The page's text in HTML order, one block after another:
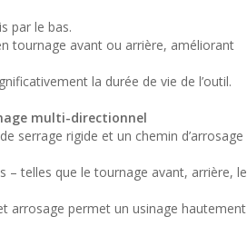
par le bas.
tournage avant ou arrière, améliorant
la durée de vie de l’outil.
multi-directionnel
serrage rigide et un chemin d’arrosage
– telles que le tournage avant, arrière, le
arrosage permet un usinage hautement